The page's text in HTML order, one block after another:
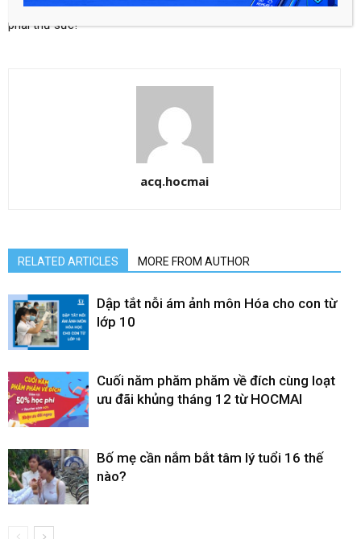
11 – 12 các sỹ tử nhất định
phải thử sức!
lớp 10 – khó hay dễ?
acq.hocmai
RELATED ARTICLES MORE FROM AUTHOR
Dập tắt nỗi ám ảnh môn Hóa cho con từ
lớp 10
Cuối năm phăm phăm về đích cùng loạt
ưu đãi khủng tháng 12 từ HOCMAI
Bố mẹ cần nắm bắt tâm lý tuổi 16 thế
nào?